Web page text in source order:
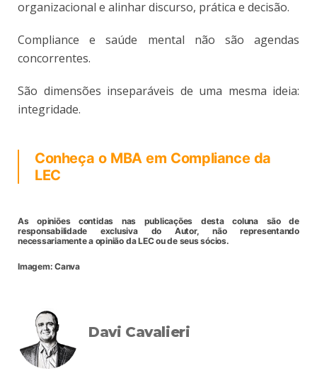
organizacional e alinhar discurso, prática e decisão.
Compliance e saúde mental não são agendas
concorrentes.
São dimensões inseparáveis de uma mesma ideia:
integridade.
Conheça o MBA em Compliance da
LEC
As opiniões contidas nas publicações desta coluna são de
responsabilidade exclusiva do Autor, não representando
necessariamente a opinião da LEC ou de seus sócios.
Imagem: Canva
Davi Cavalieri